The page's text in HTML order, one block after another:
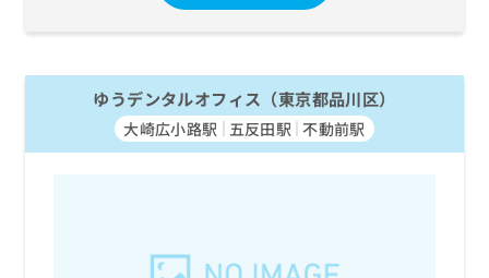
ゆうデンタルオフィス（東京都品川区）
大崎広小路駅 五反田駅 不動前駅